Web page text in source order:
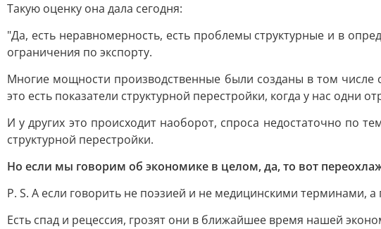
Такую оценку она дала сегодня:
"Да, есть неравномерность, есть проблемы структурные и в
ограничения по экспорту.
Многие мощности производственные были созданы в том числе
это есть показатели структурной перестройки, когда у нас одни
И у других это происходит наоборот, спроса недостаточно по
структурной перестройки.
Но если мы говорим об экономике в целом, да, то вот
Р. S. А если говорить не поэзией и не медицинскими терминами,
Есть спад и рецессия, грозят они в ближайшее время нашей